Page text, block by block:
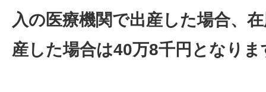
入の医療機関で出産した場合、
産した場合は40万8千円となりま